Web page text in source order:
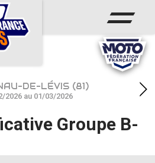
DE-LÉVIS (81)
2026 au 01/03/2026
Groupe B-